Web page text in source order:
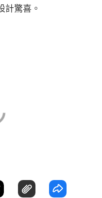
計驚喜。